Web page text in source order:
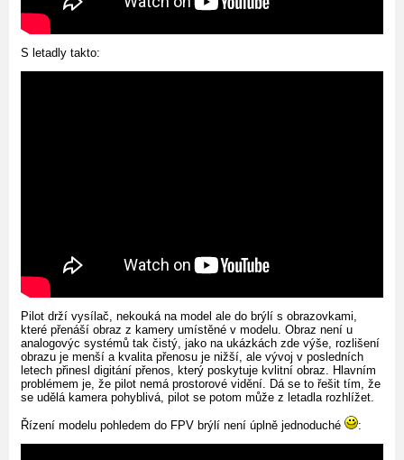
S letadly takto:
Pilot drží vysílač, nekouká na model ale do brýlí s obrazovkami,
které přenáší obraz z kamery umístěné v modelu. Obraz není u
analogovýc systémů tak čistý, jako na ukázkách zde výše, rozlišení
obrazu je menší a kvalita přenosu je nižší, ale vývoj v posledních
letech přinesl digitání přenos, který poskytuje kvlitní obraz. Hlavním
problémem je, že pilot nemá prostorové vidění. Dá se to řešit tím, že
se udělá kamera pohyblivá, pilot se potom může z letadla rozhlížet.
Řízení modelu pohledem do FPV brýlí není úplně jednoduché :